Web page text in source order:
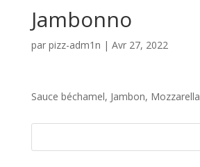
Jambonno
par pizz-adm1n | Avr 27, 2022
Sauce béchamel, Jambon, Mozzarella